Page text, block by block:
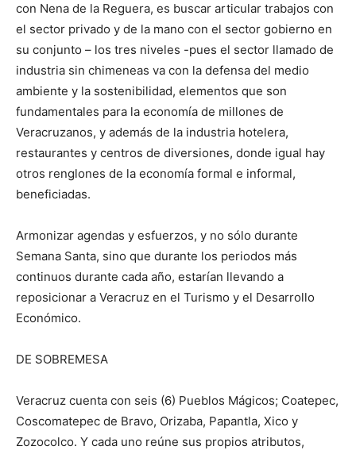
con Nena de la Reguera, es buscar articular trabajos con
el sector privado y de la mano con el sector gobierno en
su conjunto – los tres niveles -pues el sector llamado de
industria sin chimeneas va con la defensa del medio
ambiente y la sostenibilidad, elementos que son
fundamentales para la economía de millones de
Veracruzanos, y además de la industria hotelera,
restaurantes y centros de diversiones, donde igual hay
otros renglones de la economía formal e informal,
beneficiadas.
Armonizar agendas y esfuerzos, y no sólo durante
Semana Santa, sino que durante los periodos más
continuos durante cada año, estarían llevando a
reposicionar a Veracruz en el Turismo y el Desarrollo
Económico.
DE SOBREMESA
Veracruz cuenta con seis (6) Pueblos Mágicos; Coatepec,
Coscomatepec de Bravo, Orizaba, Papantla, Xico y
Zozocolco. Y cada uno reúne sus propios atributos,